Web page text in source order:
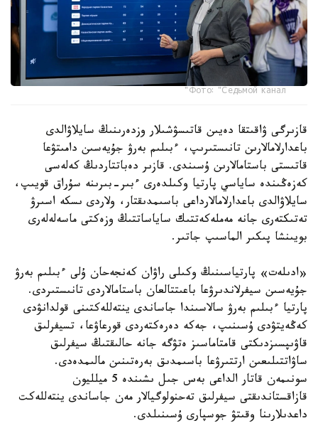
Фото: "Седьмой канал"
قازىرگى ۋاقىتقا دەيىن قاتىسۋشىلار وزدەرىنىڭ سايلاۋالدى
باعدارلامالارىن تانىستىرىپ، ءبىلىم بەرۋ جۇيەسىن دامىتۋعا
قاتىستى باستامالارىن ۇسىندى. قازىر دەباتتاردىڭ كەلەسى
كەزەڭىندە ساياسي پارتيا وكىلدەرى ءبىر-بىرىنە سۇراق قويىپ،
سايلاۋالدى باعدارلامالارداعى باسىمدىقتار، ولاردى ىسكە اسىرۋ
تەتىكتەرى جانە مەملەكەتتىك ساياساتتىڭ وزەكتى ماسەلەلەرى
بويىنشا پىكىر الماسىپ جاتىر.
«ادىلەت» پارتياسىنىڭ وكىلى راۋان كەنجەحان ۇلى ءبىلىم بەرۋ
جۇيەسىن سيفرلاندىرۋعا باعىتتالعان باستامالاردى تانىستىردى.
پارتيا ءبىلىم بەرۋ سالاسىندا جاساندى ينتەللەكتىنى قولدانۋدى
كەڭەيتۋدى ۇسىنىپ، جەكە دەرەكتەردى قورعاۋعا، تسيفرلىق
قاۋىپسىزدىكتى قامتاماسىز ەتۋگە جانە حالىقتىڭ سيفرلىق
ساۋاتتىلىعىن ارتتىرۋعا باسىمدىق بەرەتىنىن مالىمدەدى.
سونىمەن قاتار الداعى بەس جىل ىشىندە 5 ميلليون
قازاقستاندىقتى سيفرلىق تەحنولوگيالار مەن جاساندى ينتەللەكت
داعدىلارىنا وقىتۋ جوسپارى ۇسىنىلدى.